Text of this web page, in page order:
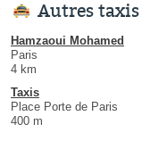
Autres taxis
Hamzaoui Mohamed
Paris
4 km
Taxis
Place Porte de Paris
400 m